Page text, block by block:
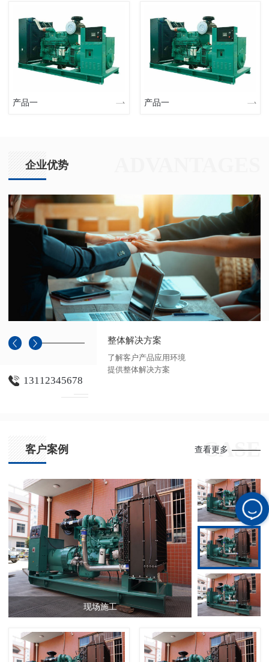
产品一 产品一
企业优势
按需定制产品
根据整体方案，产品设计
定制，并试用测试
13112345678
客户案例 CASE
查看更多
现场施工